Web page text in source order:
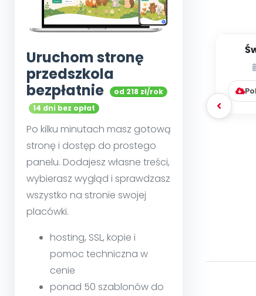
Uruchom stronę
przedszkola
bezpłatnie
od 218 zł/rok
14 dni bez opłat
Po kilku minutach masz gotową
stronę i dostęp do prostego
panelu. Dodajesz własne treści,
wybierasz wygląd i sprawdzasz
wszystko na stronie swojej
placówki.
hosting, SSL, kopie i
pomoc techniczna w
cenie
ponad 50 szablonów do